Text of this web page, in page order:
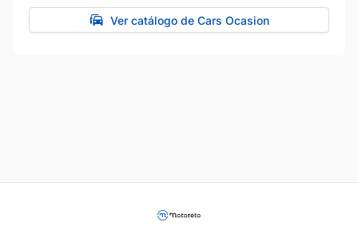
Ver catálogo de Cars Ocasion